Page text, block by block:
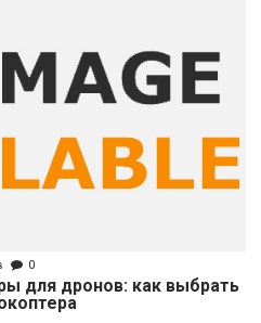
0
для дронов: как выбрать